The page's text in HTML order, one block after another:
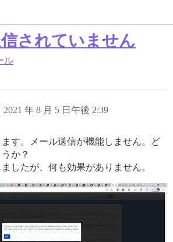
されていません
ル
2021 年 8 月 5 日午後 2:39
す。メール送信が機能しません。ど
か？
したが、何も効果がありません。